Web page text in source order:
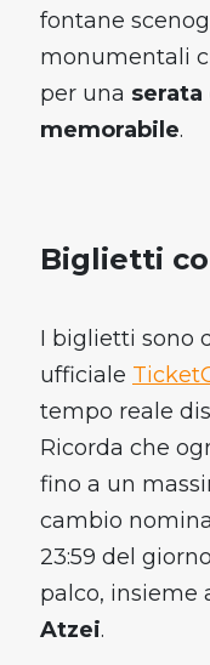
fontane
monumentali
per una
memorabile.
Biglietti
I biglietti sono
ufficiale
tempo reale
Ricorda che
fino a un
cambio
23:59 del
palco, insieme
Atzei.